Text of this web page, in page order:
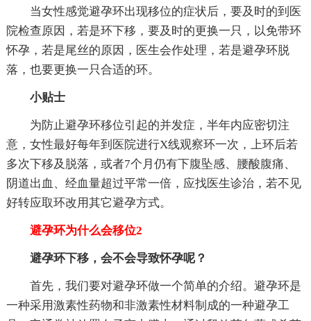
当女性感觉避孕环出现移位的症状后，要及时的到医
院检查原因，若是环下移，要及时的更换一只，以免带环
怀孕，若是尾丝的原因，医生会作处理，若是避孕环脱
落，也要更换一只合适的环。
小贴士
为防止避孕环移位引起的并发症，半年内应密切注
意，女性最好每年到医院进行X线观察环一次，上环后若
多次下移及脱落，或者7个月仍有下腹坠感、腰酸腹痛、
阴道出血、经血量超过平常一倍，应找医生诊治，若不见
好转应取环改用其它避孕方式。
避孕环为什么会移位2
避孕环下移，会不会导致怀孕呢？
首先，我们要对避孕环做一个简单的介绍。避孕环是
一种采用激素性药物和非激素性材料制成的一种避孕工